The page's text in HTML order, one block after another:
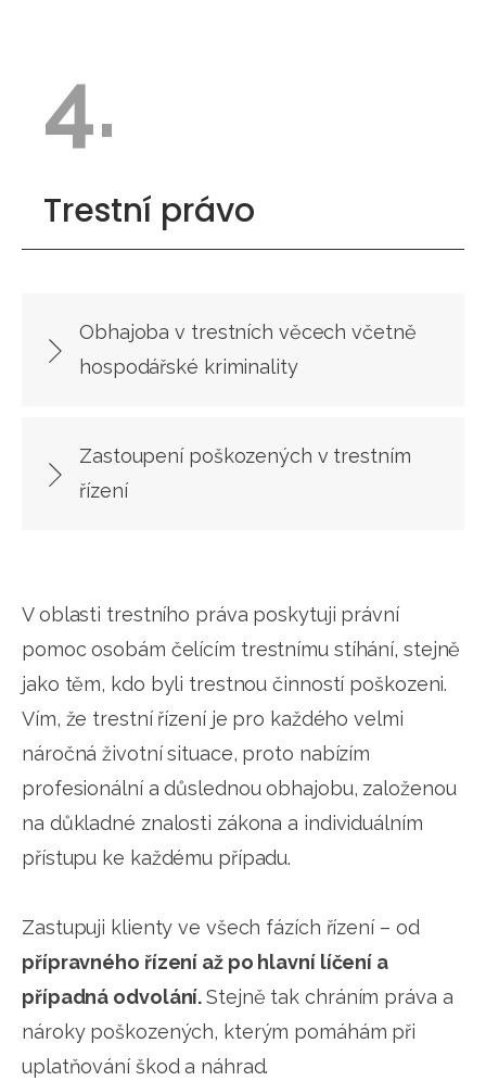
4.
Trestní právo
Obhajoba v trestních věcech včetně
hospodářské kriminality
Zastoupení poškozených v trestním
řízení
V oblasti trestního práva poskytuji právní
pomoc osobám čelícím trestnímu stíhání, stejně
jako těm, kdo byli trestnou činností poškozeni.
Vím, že trestní řízení je pro každého velmi
náročná životní situace, proto nabízím
profesionální a důslednou obhajobu, založenou
na důkladné znalosti zákona a individuálním
přístupu ke každému případu.
Zastupuji klienty ve všech fázích řízení – od
přípravného řízení až po hlavní líčení a
případná odvolání.Stejně tak chráním práva a
nároky poškozených, kterým pomáhám při
uplatňování škod a náhrad.